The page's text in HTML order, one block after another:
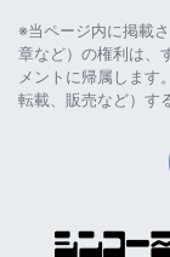
※当ページ内に掲載
章など）の権利は、
メントに帰属します
転載、販売など）す